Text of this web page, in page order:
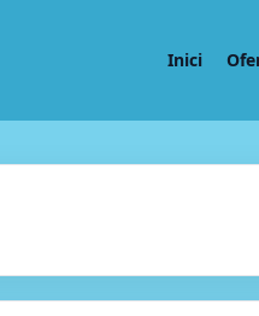
Inici